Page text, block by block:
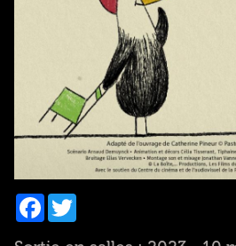
Facebook
Twitter